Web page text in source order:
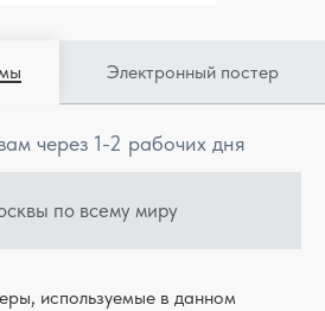
Электронный постер
через 1-2 рабочих дня
по всему миру
используемые в данном